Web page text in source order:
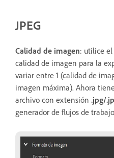
JPEG
Calidad de imagen: utilice el
calidad de imagen para la
variar entre 1 (calidad de
imagen máxima). Ahora
archivo con extensión .jpg/
generador de flujos de